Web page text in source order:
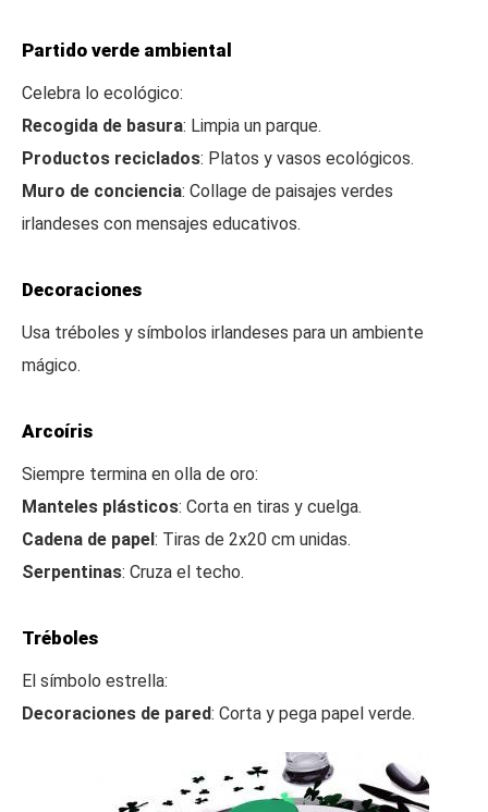
Partido verde ambiental
Celebra lo ecológico:
Recogida de basura: Limpia un parque.
Productos reciclados: Platos y vasos ecológicos.
Muro de conciencia: Collage de paisajes verdes
irlandeses con mensajes educativos.
Decoraciones
Usa tréboles y símbolos irlandeses para un ambiente
mágico.
Arcoíris
Siempre termina en olla de oro:
Manteles plásticos: Corta en tiras y cuelga.
Cadena de papel: Tiras de 2x20 cm unidas.
Serpentinas: Cruza el techo.
Tréboles
El símbolo estrella:
Decoraciones de pared: Corta y pega papel verde.